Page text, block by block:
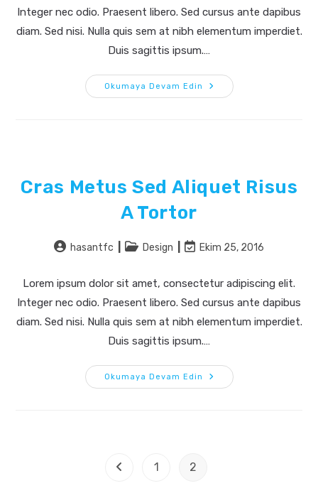
Integer nec odio. Praesent libero. Sed cursus ante dapibus
diam. Sed nisi. Nulla quis sem at nibh elementum imperdiet.
Duis sagittis ipsum.…
Okumaya Devam Edin
Quis
Ligula
Cras Metus Sed Aliquet Risus
A Tortor
Posthasantfc
PostDesign
Post
modified:
Ekim 25, 2016
Lorem ipsum dolor sit amet, consectetur adipiscing elit.
Integer nec odio. Praesent libero. Sed cursus ante dapibus
diam. Sed nisi. Nulla quis sem at nibh elementum imperdiet.
Duis sagittis ipsum.…
Okumaya Devam Edin
Cras
Metus
Go to the previous page
1 2